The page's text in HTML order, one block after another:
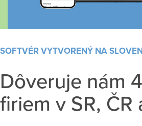
SOFTVÉR VYTVORENÝ NA
Dôveruje nám
firiem v SR, ČR